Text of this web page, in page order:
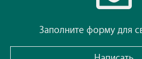
Заполните форму для